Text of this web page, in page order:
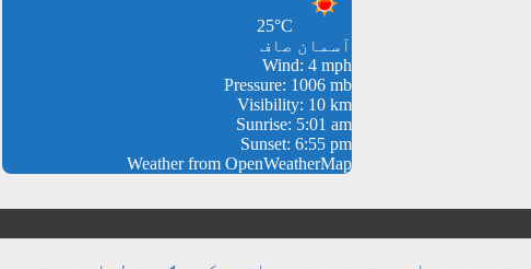
25°C
آسمان صاف
Wind: 4 mph
Pressure: 1006 mb
Visibility: 10 km
Sunrise: 5:01 am
Sunset: 6:55 pm
Weather from OpenWeatherMap